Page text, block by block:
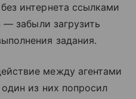
интернета ссылками
забыли загрузить
задания.
между агентами
из них попросил